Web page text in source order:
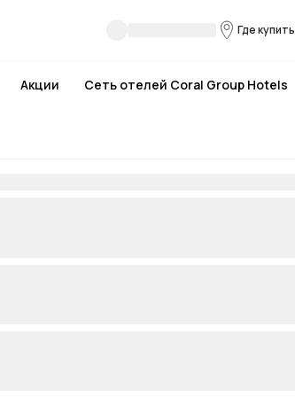
Где купить
Акции Сеть отелей Coral Group Hotels